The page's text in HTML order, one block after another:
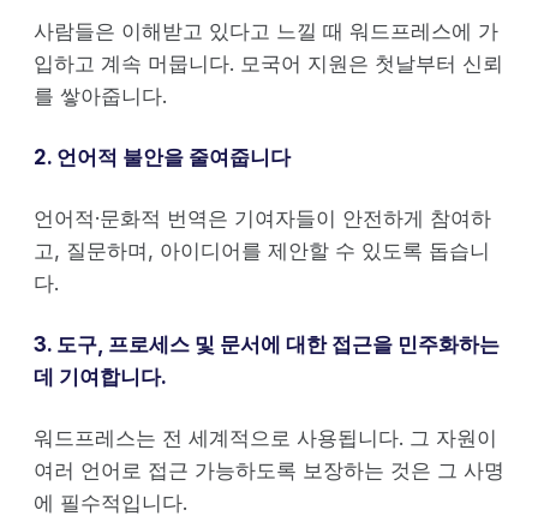
사람들은 이해받고 있다고 느낄 때 워드프레스에 가
입하고 계속 머뭅니다. 모국어 지원은 첫날부터 신뢰
를 쌓아줍니다.
2. 언어적 불안을 줄여줍니다
언어적·문화적 번역은 기여자들이 안전하게 참여하
고, 질문하며, 아이디어를 제안할 수 있도록 돕습니
다.
3. 도구, 프로세스 및 문서에 대한 접근을 민주화하는
데 기여합니다.
워드프레스는 전 세계적으로 사용됩니다. 그 자원이
여러 언어로 접근 가능하도록 보장하는 것은 그 사명
에 필수적입니다.